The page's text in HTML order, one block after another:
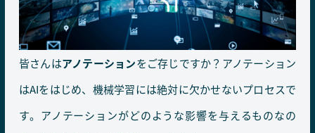
皆さんはアノテーションをご存じですか？アノテーション
はAIをはじめ、機械学習には絶対に欠かせないプロセスで
す。アノテーションがどのような影響を与えるものなの